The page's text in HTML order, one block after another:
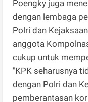
Poengky juga
dengan lembaga
Polri dan
anggota
cukup untuk
"KPK seharusnya
dengan Polri dan
pemberantasan